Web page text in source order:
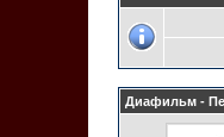
Диафильм -